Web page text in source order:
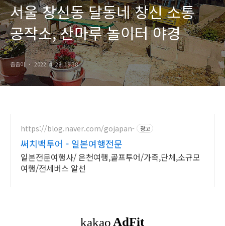
서울 창신동 달동네 창신 소통
공작소, 산마루 놀이터 야경
좀좀이 2022. 4. 28. 19:38
https://blog.naver.com/gojapan- 광고
써치백투어 - 일본여행전문
일본전문여행사/ 온천여행,골프투어/가족,단체,소규모
여행/전세버스 알선